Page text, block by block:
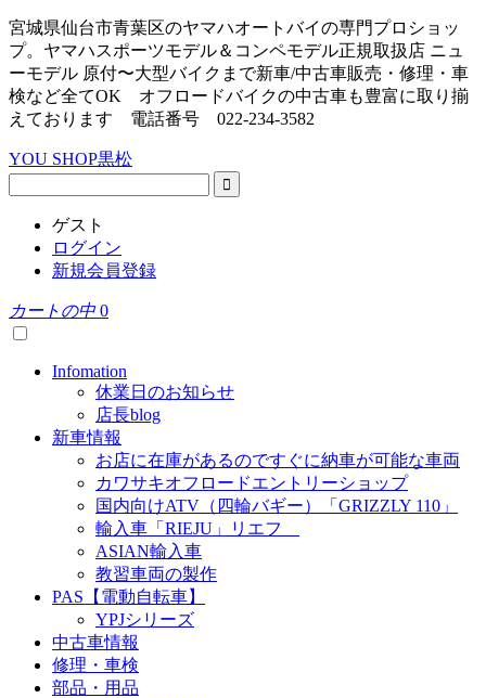
宮城県仙台市青葉区のヤマハオートバイの専門プロショッ
プ。ヤマハスポーツモデル＆コンペモデル正規取扱店 ニュ
ーモデル 原付〜大型バイクまで新車/中古車販売・修理・車
検など全てOK オフロードバイクの中古車も豊富に取り揃
えております 電話番号 022-234-3582
YOU SHOP黒松
ゲスト
ログイン
新規会員登録
カートの中 0
Infomation
休業日のお知らせ
店長blog
新車情報
お店に在庫があるのですぐに納車が可能な車両
カワサキオフロードエントリーショップ
国内向けATV（四輪バギー）「GRIZZLY 110」
輸入車「RIEJU」リエフ
ASIAN輸入車
教習車両の製作
PAS【電動自転車】
YPJシリーズ
中古車情報
修理・車検
部品・用品